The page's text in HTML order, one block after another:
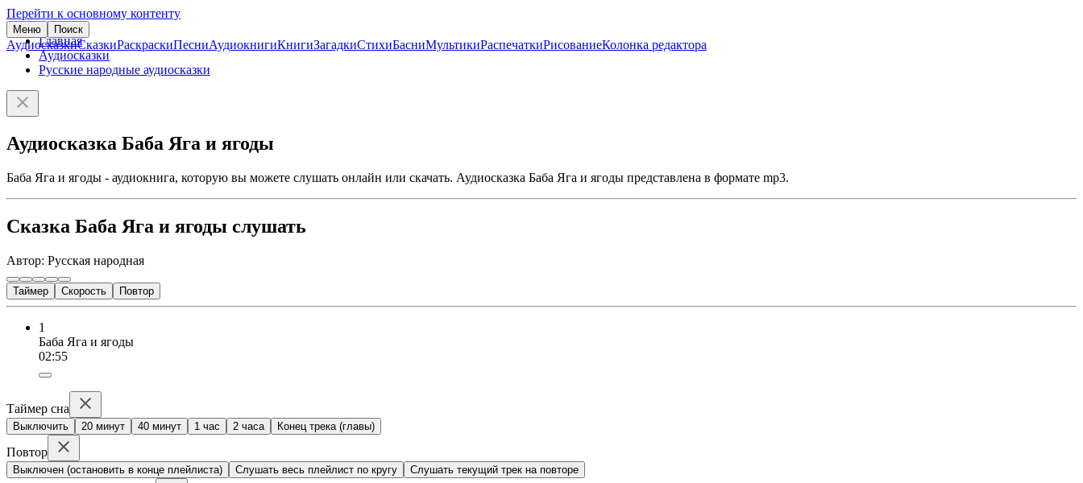
Перейти к основному контенту
Меню Поиск
АудиосказкиСказкиРаскраскиПесниАудиокнигиКнигиЗагадкиСтихиБасниМультикиРаспечаткиРисованиеКолонка редактора
Главная
Аудиосказки
Русские народные аудиосказки
Аудиосказка Баба Яга и ягоды
Баба Яга и ягоды - аудиокнига, которую вы можете слушать онлайн или скачать. Аудиосказка Баба Яга и ягоды представлена в формате mp3.
Сказка Баба Яга и ягоды слушать
Автор: Русская народная
Таймер Скорость Повтор
1
Баба Яга и ягоды
02:55
Таймер сна
Выключить 20 минут 40 минут 1 час 2 часа Конец трека (главы)
Повтор
Выключен (остановить в конце плейлиста) Слушать весь плейлист по кругу Слушать текущий трек на повторе